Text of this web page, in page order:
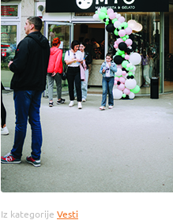
Iz kategorije Vesti